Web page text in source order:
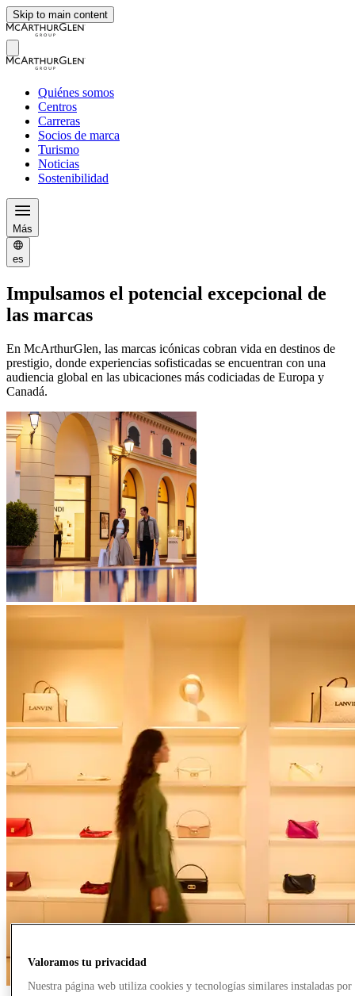
Skip to main content
Quiénes somos
Centros
Carreras
Socios de marca
Turismo
Noticias
Sostenibilidad
Más
es
Impulsamos el potencial excepcional de
las marcas
En McArthurGlen, las marcas icónicas cobran vida en destinos de
prestigio, donde experiencias sofisticadas se encuentran con una
audiencia global en las ubicaciones más codiciadas de Europa y
Canadá.
Valoramos tu privacidad
Nuestra página web utiliza cookies y tecnologías similares instaladas por